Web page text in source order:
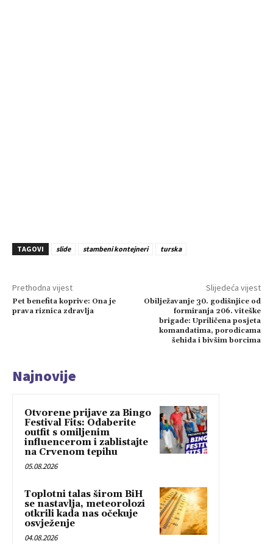
TAGOVI slide stambeni kontejneri turska
Prethodna vijest
Pet benefita koprive: Ona je
prava riznica zdravlja
Slijedeća vijest
Obilježavanje 30. godišnjice od
formiranja 206. viteške
brigade: Upriličena posjeta
komandatima, porodicama
šehida i bivšim borcima
Najnovije
Otvorene prijave za Bingo
Festival Fits: Odaberite
outfit s omiljenim
influencerom i zablistajte
na Crvenom tepihu
05.08.2026
Toplotni talas širom BiH
se nastavlja, meteorolozi
otkrili kada nas očekuje
osvježenje
04.08.2026